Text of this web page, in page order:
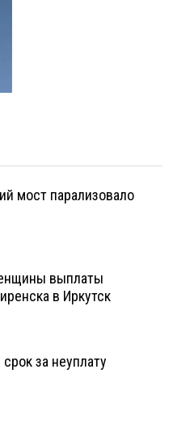
мост парализовало
выплаты
в Иркутск
за неуплату